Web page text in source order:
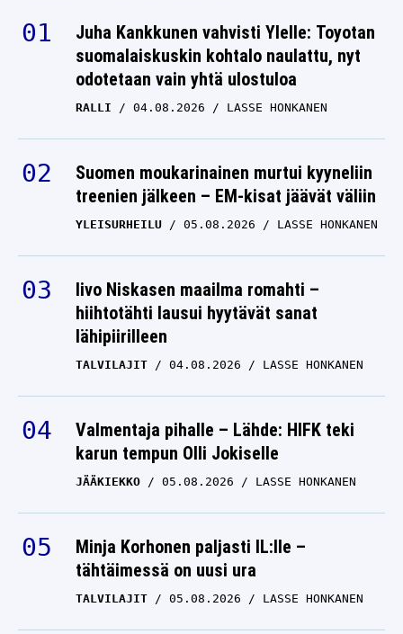
Juha Kankkunen vahvisti Ylelle: Toyotan
suomalaiskuskin kohtalo naulattu, nyt
odotetaan vain yhtä ulostuloa
RALLI 04.08.2026 LASSE HONKANEN
Suomen moukarinainen murtui kyyneliin
treenien jälkeen – EM-kisat jäävät väliin
YLEISURHEILU 05.08.2026 LASSE HONKANEN
Iivo Niskasen maailma romahti –
hiihtotähti lausui hyytävät sanat
lähipiirilleen
TALVILAJIT 04.08.2026 LASSE HONKANEN
Valmentaja pihalle – Lähde: HIFK teki
karun tempun Olli Jokiselle
JÄÄKIEKKO 05.08.2026 LASSE HONKANEN
Minja Korhonen paljasti IL:lle –
tähtäimessä on uusi ura
TALVILAJIT 05.08.2026 LASSE HONKANEN